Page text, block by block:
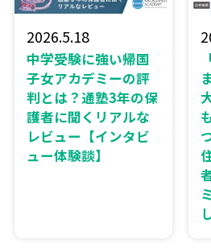
2026.5.18
中学受験に強い帰国
子女アカデミーの評
判とは？通塾3年の保
護者に聞くリアルな
レビュー【インタビ
ュー体験談】